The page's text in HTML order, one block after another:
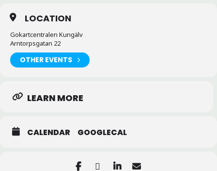
LOCATION
Gokartcentralen Kungälv
Arntorpsgatan 22
OTHER EVENTS
LEARN MORE
CALENDAR GOOGLECAL